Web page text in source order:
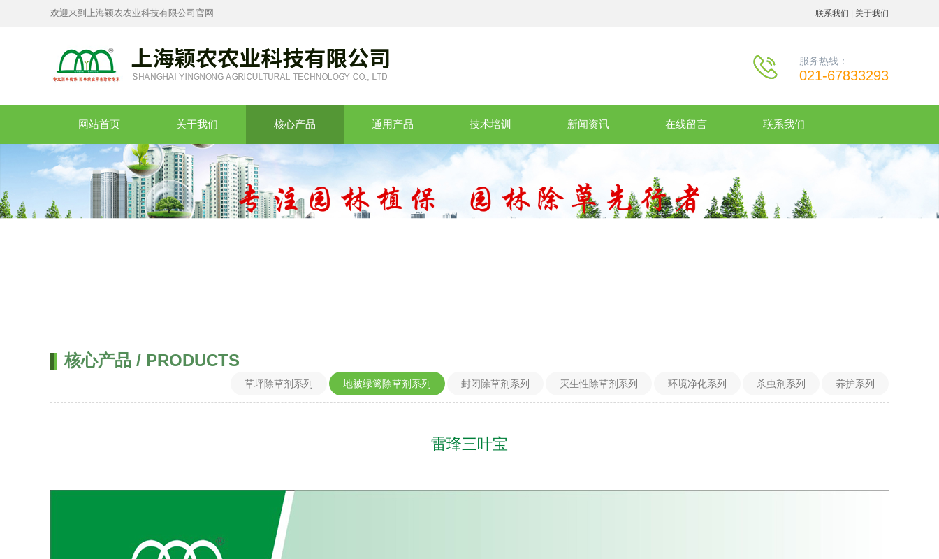
欢迎来到上海颖农农业科技有限公司官网 联系我们 关于我们
服务热线：
021-67833293
网站首页 关于我们 核心产品 通用产品 技术培训 新闻资讯 在线留言 联系我们
核心产品 / PRODUCTS
草坪除草剂系列 地被绿篱除草剂系列 封闭除草剂系列 灭生性除草剂系列 环境净化系列 杀虫剂系列 养护系列
雷琒三叶宝